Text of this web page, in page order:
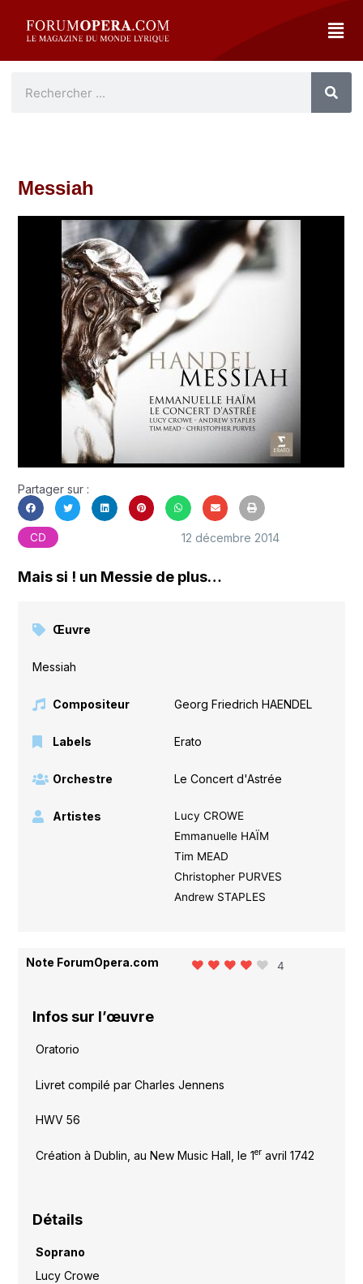
Messiah
Partager sur :
CD 12 décembre 2014
Mais si ! un Messie de plus…
Œuvre
Messiah
Compositeur Georg Friedrich HAENDEL
Labels Erato
Orchestre Le Concert d'Astrée
Artistes
Lucy CROWE
Emmanuelle HAÏM
Tim MEAD
Christopher PURVES
Andrew STAPLES
Note ForumOpera.com 4
Infos sur l’œuvre
Oratorio
Livret compilé par Charles Jennens
HWV 56
Création à Dublin, au New Music Hall, le 1eravril 1742
Détails
Soprano
Lucy Crowe